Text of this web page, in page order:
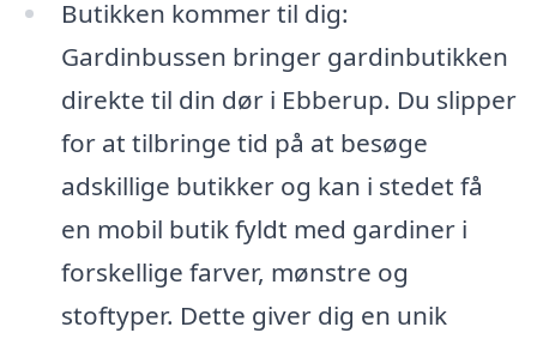
Butikken kommer til dig:
Gardinbussen bringer gardinbutikken
direkte til din dør i Ebberup. Du slipper
for at tilbringe tid på at besøge
adskillige butikker og kan i stedet få
en mobil butik fyldt med gardiner i
forskellige farver, mønstre og
stoftyper. Dette giver dig en unik